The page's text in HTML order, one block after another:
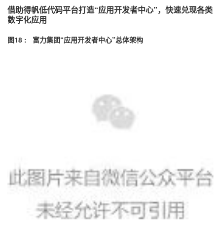
借助得帆低代码平台打造“应用开发者中心”，快速兑现各类
数字化应用
图18 : 富力集团“应用开发者中心”总体架构